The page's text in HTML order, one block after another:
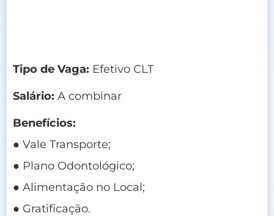
Tipo de Vaga: Efetivo CLT
Salário: A combinar
Benefícios:
● Vale Transporte;
● Plano Odontológico;
● Alimentação no Local;
● Gratificação.